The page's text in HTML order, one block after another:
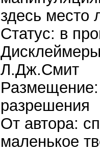
здесь место
Статус: в
Л.Дж.Смит
Размещение:
разрешения
От автора:
маленькое